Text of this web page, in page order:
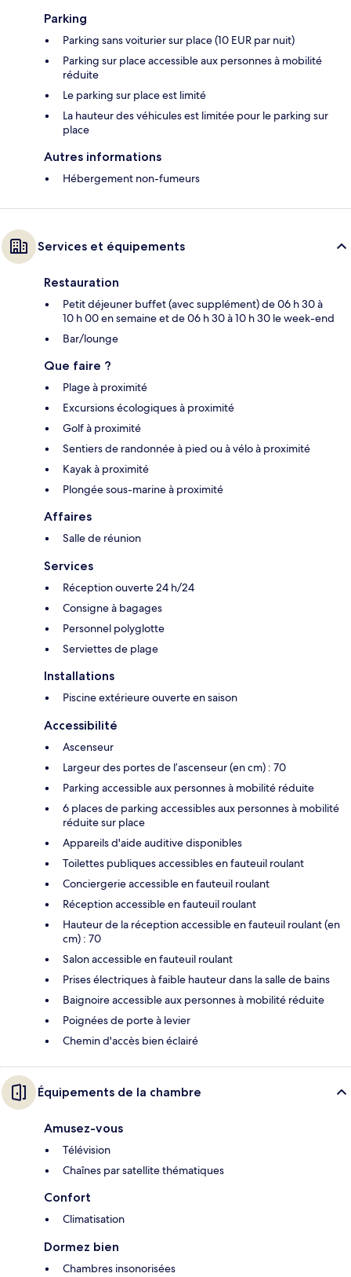
Parking
Parking sans voiturier sur place (10 EUR par nuit)
Parking sur place accessible aux personnes à mobilité
réduite
Le parking sur place est limité
La hauteur des véhicules est limitée pour le parking sur
place
Autres informations
Hébergement non-fumeurs
Services et équipements
Restauration
Petit déjeuner buffet (avec supplément) de 06 h 30 à
10 h 00 en semaine et de 06 h 30 à 10 h 30 le week-end
Bar/lounge
Que faire ?
Plage à proximité
Excursions écologiques à proximité
Golf à proximité
Sentiers de randonnée à pied ou à vélo à proximité
Kayak à proximité
Plongée sous-marine à proximité
Affaires
Salle de réunion
Services
Réception ouverte 24 h/24
Consigne à bagages
Personnel polyglotte
Serviettes de plage
Installations
Piscine extérieure ouverte en saison
Accessibilité
Ascenseur
Largeur des portes de l’ascenseur (en cm) : 70
Parking accessible aux personnes à mobilité réduite
6 places de parking accessibles aux personnes à mobilité
réduite sur place
Appareils d'aide auditive disponibles
Toilettes publiques accessibles en fauteuil roulant
Conciergerie accessible en fauteuil roulant
Réception accessible en fauteuil roulant
Hauteur de la réception accessible en fauteuil roulant (en
cm) : 70
Salon accessible en fauteuil roulant
Prises électriques à faible hauteur dans la salle de bains
Baignoire accessible aux personnes à mobilité réduite
Poignées de porte à levier
Chemin d'accès bien éclairé
Équipements de la chambre
Amusez-vous
Télévision
Chaînes par satellite thématiques
Confort
Climatisation
Dormez bien
Chambres insonorisées